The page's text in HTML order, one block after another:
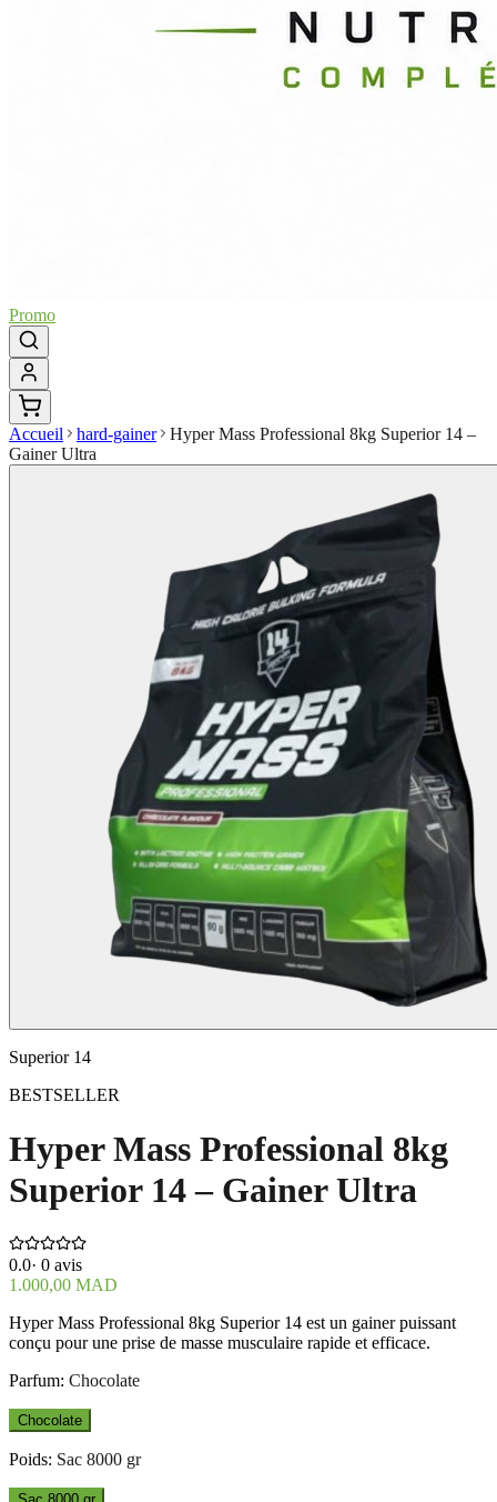
Promo
Accueil hard-gainer
Hyper Mass Professional 8kg Superior 14 –
Gainer Ultra
Superior 14
BESTSELLER
Hyper Mass Professional 8kg
Superior 14 – Gainer Ultra
0.0· 0 avis
1.000,00 MAD
Hyper Mass Professional 8kg Superior 14 est un gainer puissant
conçu pour une prise de masse musculaire rapide et efficace.
Parfum: Chocolate
Chocolate
Poids: Sac 8000 gr